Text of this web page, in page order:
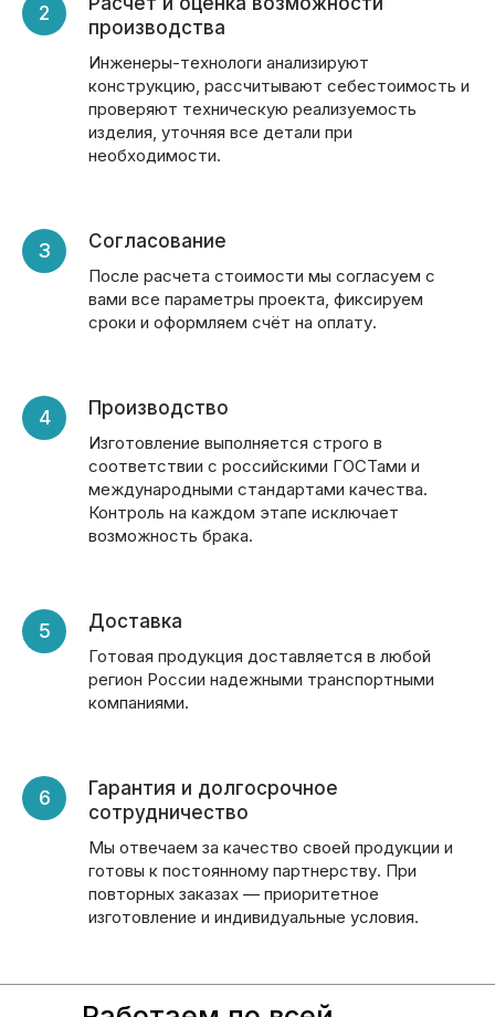
производства
Инженеры-технологи анализируют
конструкцию, рассчитывают себестоимость и
проверяют техническую реализуемость
изделия, уточняя все детали при
необходимости.
Согласование
После расчета стоимости мы согласуем с
вами все параметры проекта, фиксируем
сроки и оформляем счёт на оплату.
Производство
Изготовление выполняется строго в
соответствии с российскими ГОСТами и
международными стандартами качества.
Контроль на каждом этапе исключает
возможность брака.
Доставка
Готовая продукция доставляется в любой
регион России надежными транспортными
компаниями.
Гарантия и долгосрочное
сотрудничество
Мы отвечаем за качество своей продукции и
готовы к постоянному партнерству. При
повторных заказах — приоритетное
изготовление и индивидуальные условия.